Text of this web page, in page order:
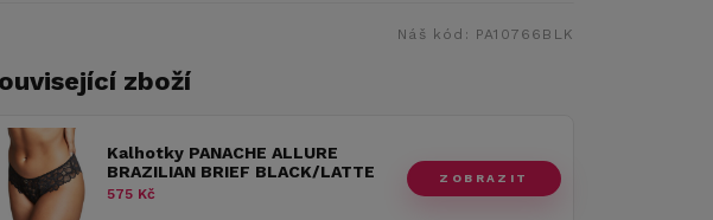
Náš kód: PA10766BLK
zboží
Kalhotky PANACHE ALLURE
BRAZILIAN BRIEF BLACK/LATTE
575 Kč
ZOBRAZIT